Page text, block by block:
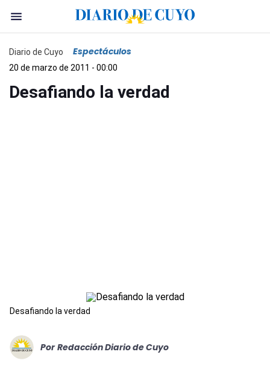
Diario de Cuyo Espectáculos
20 de marzo de 2011 - 00:00
Desafiando la verdad
Desafiando la verdad
Por Redacción Diario de Cuyo